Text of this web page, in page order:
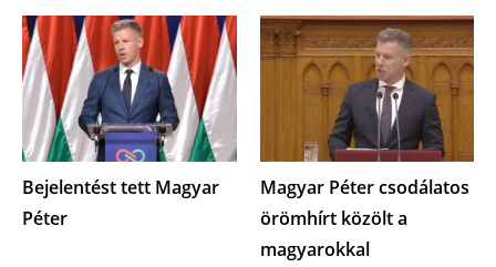
Bejelentést tett Magyar
Péter
Magyar Péter csodálatos
örömhírt közölt a
magyarokkal